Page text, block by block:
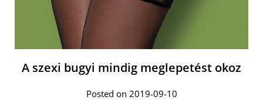
A szexi bugyi mindig meglepetést okoz
Posted on 2019-09-10